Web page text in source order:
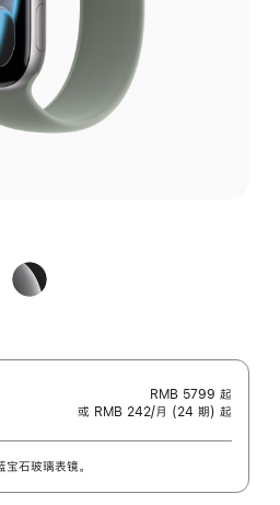
亮
黑
RMB 5799 起
或 RMB 242/月 (24 期) 起
石玻璃表镜。